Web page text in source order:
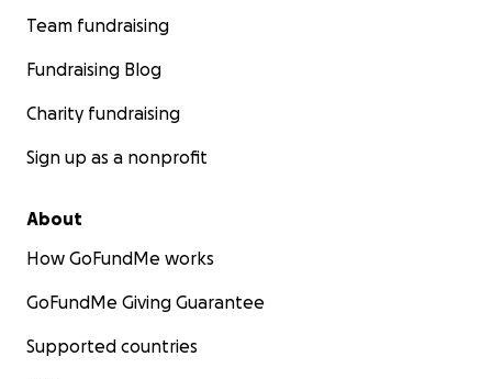
Team fundraising
Fundraising Blog
Charity fundraising
Sign up as a nonprofit
About
How GoFundMe works
GoFundMe Giving Guarantee
Supported countries